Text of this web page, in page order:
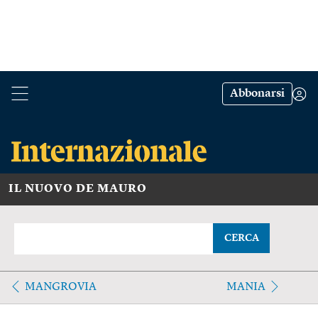
Abbonarsi
IL NUOVO DE MAURO
CERCA
MANGROVIA MANIA